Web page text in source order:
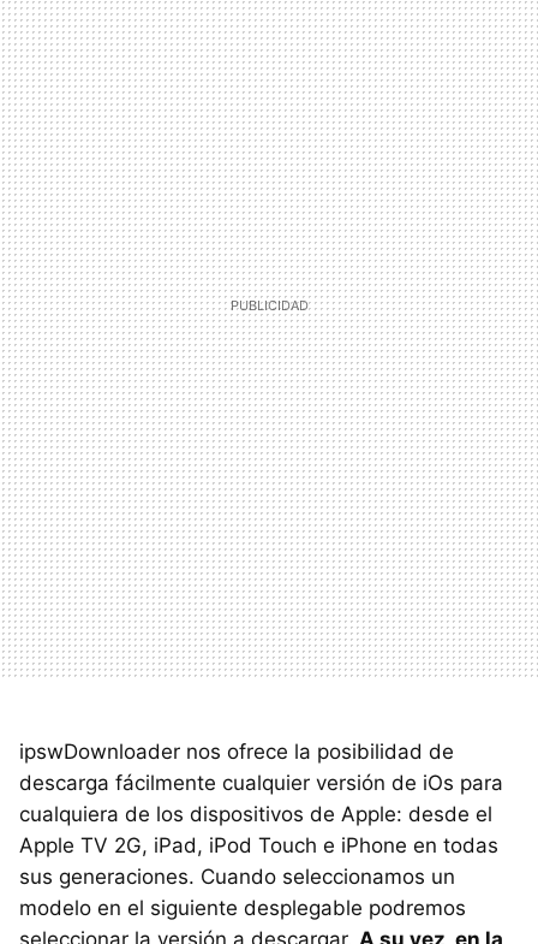
ipswDownloader nos ofrece la posibilidad de
descarga fácilmente cualquier versión de iOs para
cualquiera de los dispositivos de Apple: desde el
Apple TV 2G, iPad, iPod Touch e iPhone en todas
sus generaciones. Cuando seleccionamos un
modelo en el siguiente desplegable podremos
seleccionar la versión a descargar. A su vez, en la